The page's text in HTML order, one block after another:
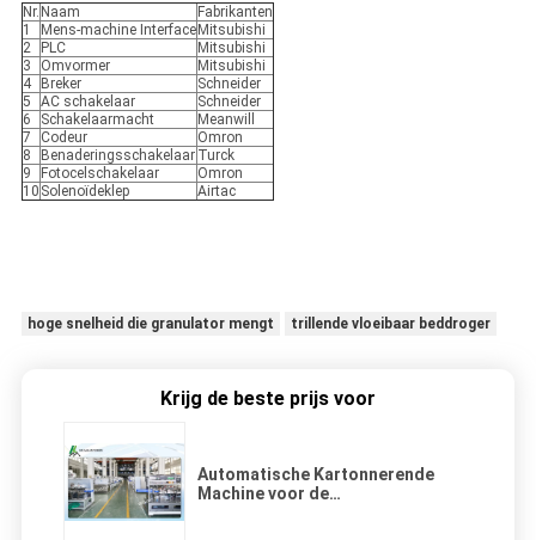
Nr. Naam
Fabrikanten
1
Mens-machine Interface Mitsubishi
2
PLC
Mitsubishi
3
Omvormer
Mitsubishi
4
Breker
Schneider
5
AC schakelaar
Schneider
6
Schakelaarmacht
Meanwill
7
Codeur
Omron
8
Benaderingsschakelaar Turck
9
Fotocelschakelaar
Omron
10 Solenoïdeklep Airtac
hoge snelheid die granulator mengt trillende vloeibaar beddroger
Krijg de beste prijs voor
Automatische Kartonnerende
Machine voor de